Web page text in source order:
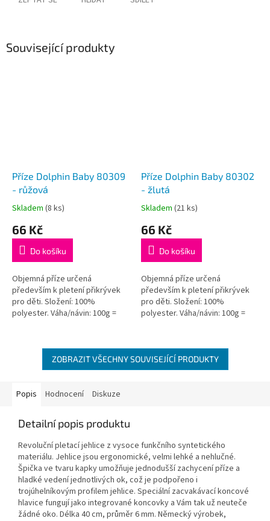
Související produkty
Příze Dolphin Baby 80309
- růžová
Průměrné
produktu
5,0
5
hvězdiček.
Skladem (8 ks)
66 Kč
Do košíku
Objemná příze určená
především k pletení přikrývek
pro děti. Složení: 100%
polyester. Váha/návin: 100g =
Příze Dolphin Baby 80302
- žlutá
Průměrné
produktu
5,0
5
hvězdiček.
Skladem (21 ks)
66 Kč
Do košíku
Objemná příze určená
především k pletení přikrývek
pro děti. Složení: 100%
polyester. Váha/návin: 100g =
Orientační...
ZOBRAZIT VŠECHNY SOUVISEJÍCÍ PRODUKTY
Popis Hodnocení Diskuze
Detailní popis produktu
Revoluční pletací jehlice z vysoce funkčního syntetického
materiálu. Jehlice jsou ergonomické, velmi lehké a nehlučné.
Špička ve tvaru kapky umožňuje jednodušší zachycení příze a
hladké vedení jednotlivých ok, což je podpořeno i
trojúhelníkovým profilem jehlice. Speciální zacvakávací koncové
hlavice fungují jako integrované koncovky a Vám tak už neuteče
žádné oko. Délka 40 cm, průměr 6 mm. Německý výrobek,